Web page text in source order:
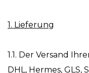
1. Lieferung
1.1. Der Versand
DHL, Hermes, GLS,